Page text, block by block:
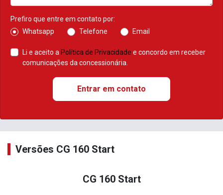
Prefiro que entre em contato por:
Whatsapp
Telefone Email
Li e aceito a Política de Privacidade e concordo em receber
comunicações da concessionária.
Entrar em contato
Versões CG 160 Start
CG 160 Start